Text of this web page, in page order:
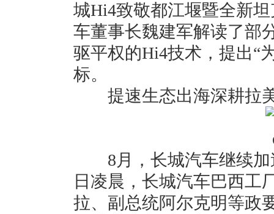
城Hi4致敬都江堰暨全新
车董事长魏建军解读了部
驱平权的Hi4技术，提出“
标。
提速生态出海深耕拉
8月，长城汽车继续加
日凌晨，长城汽车巴西工
拉、副总统阿尔克明等政